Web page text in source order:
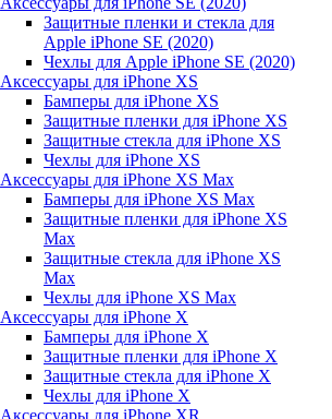
Защитные пленки и стекла для
Apple iPhone SE (2020)
Чехлы для Apple iPhone SE (2020)
Аксессуары для iPhone ХS
Бамперы для iPhone ХS
Защитные пленки для iPhone ХS
Защитные стекла для iPhone ХS
Чехлы для iPhone ХS
Аксессуары для iPhone ХS Max
Бамперы для iPhone XS Max
Защитные пленки для iPhone XS
Max
Защитные стекла для iPhone XS
Max
Чехлы для iPhone XS Max
Аксессуары для iPhone X
Бамперы для iPhone X
Защитные пленки для iPhone X
Защитные стекла для iPhone X
Чехлы для iPhone X
Аксессуары для iPhone XR